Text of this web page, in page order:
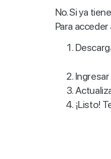
No. Si ya
Para
¡Listo!